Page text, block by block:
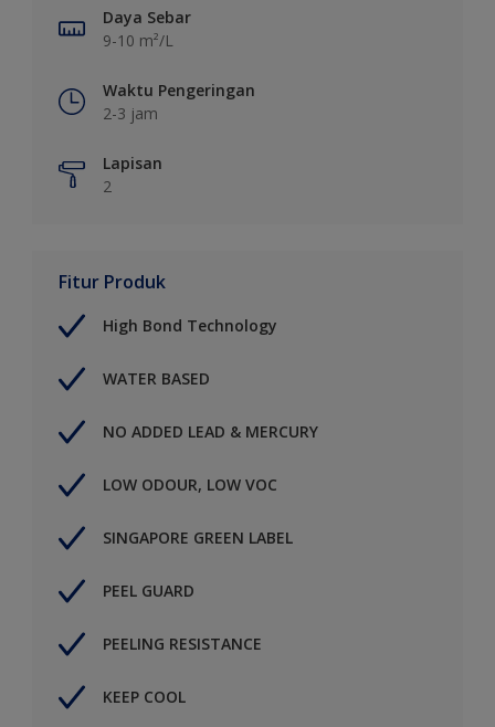
Daya Sebar
9-10 m²/L
Waktu Pengeringan
2-3 jam
Lapisan
2
Fitur Produk
High Bond Technology
WATER BASED
NO ADDED LEAD & MERCURY
LOW ODOUR, LOW VOC
SINGAPORE GREEN LABEL
PEEL GUARD
PEELING RESISTANCE
KEEP COOL